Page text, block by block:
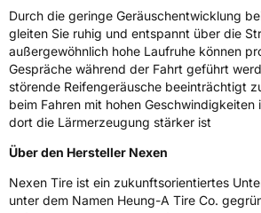
Durch die geringe Geräuschentwicklung
gleiten Sie ruhig und entspannt über die
außergewöhnlich hohe Laufruhe können
Gespräche während der Fahrt geführt
störende Reifengeräusche beeinträchtigt
beim Fahren mit hohen
dort die Lärmerzeugung stärker ist
Über den Hersteller Nexen
Nexen Tire ist ein zukunftsorientiertes
unter dem Namen Heung-A Tire Co.